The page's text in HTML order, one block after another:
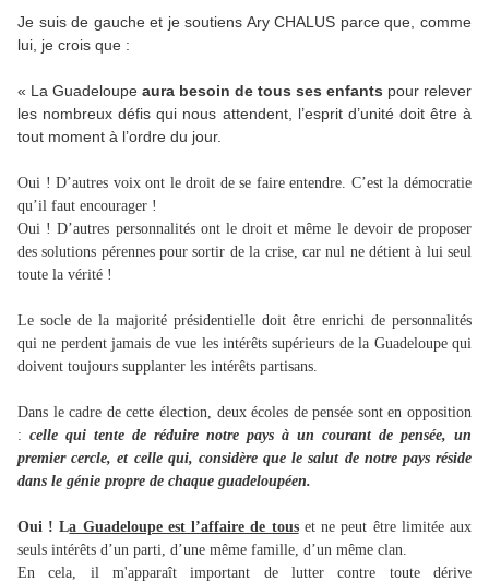
Je suis de gauche et je soutiens Ary CHALUS parce que, comme
lui, je crois que :
« La Guadeloupe aura besoin de tous ses enfants pour relever
les nombreux défis qui nous attendent, l’esprit d’unité doit être à
tout moment à l’ordre du jour.
Oui ! D’autres voix ont le droit de se faire entendre. C’est la démocratie
qu’il faut encourager !
Oui ! D’autres personnalités ont le droit et même le devoir de proposer
des solutions pérennes pour sortir de la crise, car nul ne détient à lui seul
toute la vérité !
Le socle de la majorité présidentielle doit être enrichi de personnalités
qui ne perdent jamais de vue les intérêts supérieurs de la Guadeloupe qui
doivent toujours supplanter les intérêts partisans.
Dans le cadre de cette élection, deux écoles de pensée sont en opposition
: celle qui tente de réduire notre pays à un courant de pensée, un
premier cercle, et celle qui, considère que le salut de notre pays réside
dans le génie propre de chaque guadeloupéen.
Oui ! La Guadeloupe est l’affaire de tous et ne peut être limitée aux
seuls intérêts d’un parti, d’une même famille, d’un même clan.
En cela, il m'apparaît important de lutter contre toute dérive